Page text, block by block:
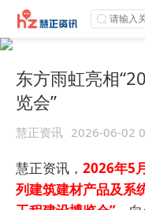
东方雨虹亮相
览会”
慧正资讯 2026-06-02
慧正资讯， 2026年5
列建筑建材产品及系